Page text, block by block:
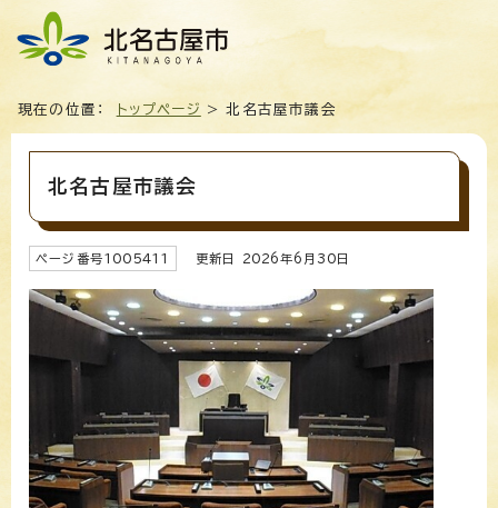
現在の位置： トップページ > 北名古屋市議会
北名古屋市議会
ページ番号1005411 更新日 2026年6月 30 日